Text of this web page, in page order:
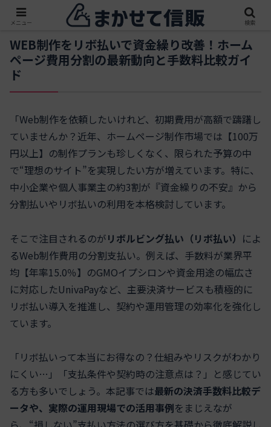
WEB制作をリボ払いで資金繰り改善！ホーム
ページ費用分割の最新動向と手数料比較ガイ
ド
「Web制作を依頼したいけれど、初期費用が高額で躊躇し
ていませんか？近年、ホームページ制作市場では【100万
円以上】の制作プランも珍しくなく、限られた予算の中
で“理想のサイト”を実現したい方が増えています。特に、
中小企業や個人事業主の約3割が『資金繰りの不安』から
分割払いやリボ払いの利用を本格検討しています。
そこで注目されるのがリボルビング払い（リボ払い） によ
るWeb制作費用の分割支払い。例えば、手数料が業界平
均【年率15.0％】のGMOイプシロンや資金用途の幅広さ
に対応したUnivaPayなど、主要決済サービスも積極的に
リボ払い導入を推進し、契約や運用管理の効率化を強化し
ています。
「リボ払いって本当にお得なの？仕組みやリスクがわかり
にくい…」「支払条件や契約時の注意点は？」と感じてい
る方も多いでしょう。本記事では最新の決済手数料比較デ
ータや、実際の運用現場での活用事例をまじえなが
メニュー 検索